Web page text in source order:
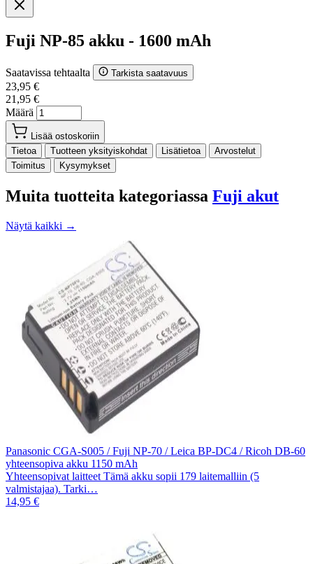
Fuji NP-85 akku - 1600 mAh
Saatavissa tehtaalta Tarkista saatavuus
23,95 €
21,95 €
Määrä
Lisää ostoskoriin
Tietoa
Tuotteen yksityiskohdat Lisätietoa
Arvostelut
Toimitus
Kysymykset
Muita tuotteita kategoriassa Fuji akut
Näytä kaikki →
Panasonic CGA-S005 / Fuji NP-70 / Leica BP-DC4 / Ricoh DB-60
yhteensopiva akku 1150 mAh
Yhteensopivat laitteet Tämä akku sopii 179 laitemalliin (5
valmistajaa). Tarki…
14,95 €